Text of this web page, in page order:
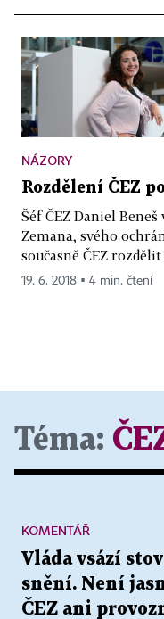
NÁZORY
Rozdělení ČEZ
Šéf ČEZ Daniel
Zemana, svého
současně ČEZ
19. 6. 2018 ▪ 4 min. čtení
Téma:
Vláda vsází
snění. Není
ČEZ ani
KOMENTÁŘ